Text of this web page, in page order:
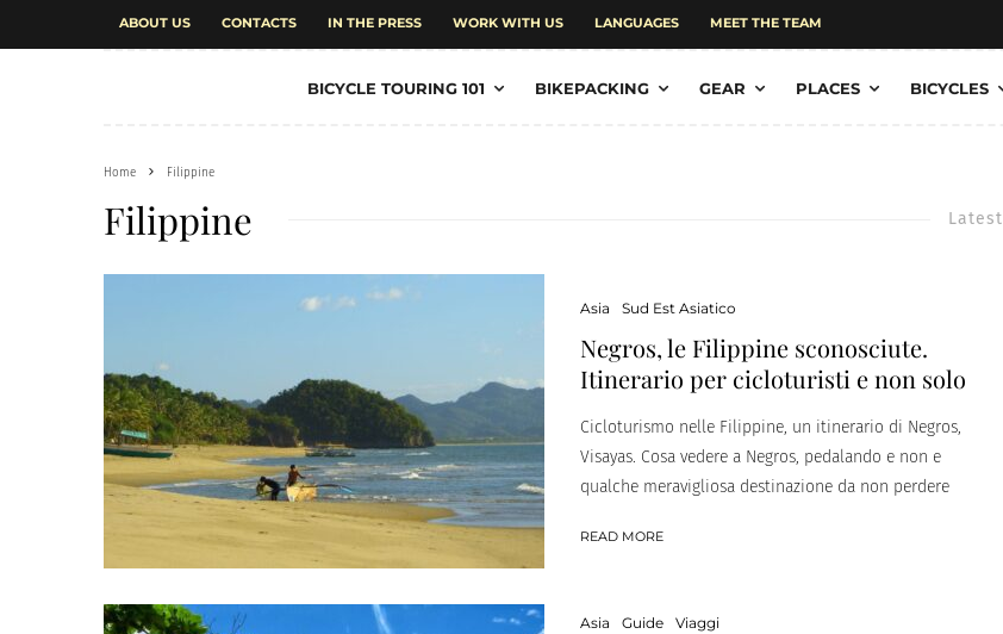
ABOUT US CONTACTS IN THE PRESS WORK WITH US LANGUAGES MEET THE TEAM
BICYCLE TOURING 101 BIKEPACKING GEAR PLACES BICYCLES
Home Filippine
Latest
Filippine
Asia Sud Est Asiatico
Negros, le Filippine sconosciute.
Itinerario per cicloturisti e non solo
Cicloturismo nelle Filippine, un itinerario di Negros,
Visayas. Cosa vedere a Negros, pedalando e non e
qualche meravigliosa destinazione da non perdere
READ MORE
Asia Guide Viaggi